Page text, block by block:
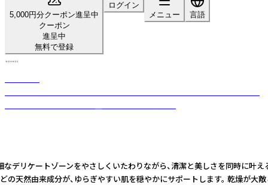
5,000円分クーポン進呈中
クーポン
進呈中
無料で登録
ログイン
メニュー
言語
ケートゾーンをやさしくいたわりながら、清潔と美しさを同時
由来成分が、ゆらぎやすい肌を穏やかにサポートします。 乾燥